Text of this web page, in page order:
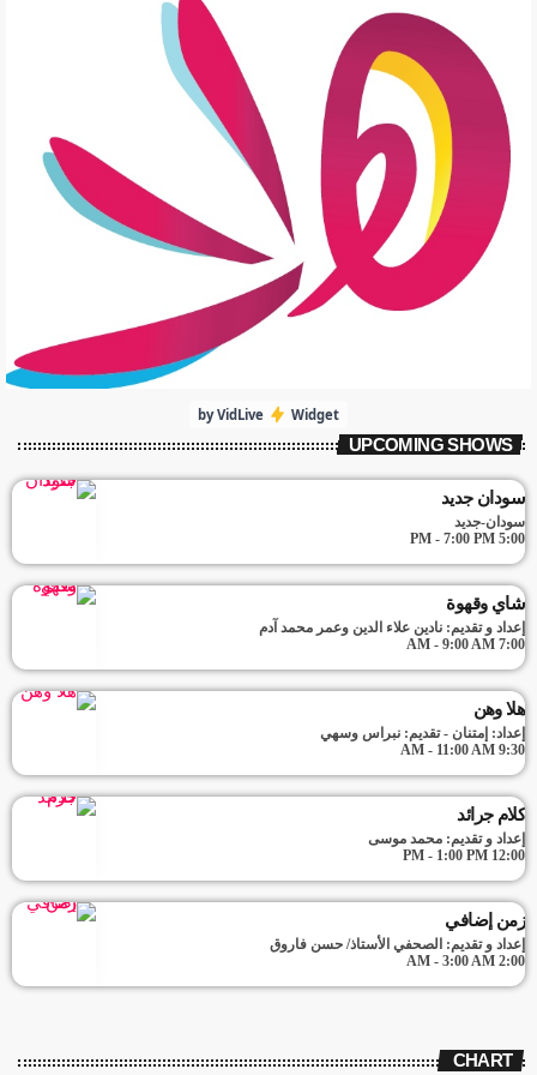
Widget
by VidLive
UPCOMING SHOWS
سودان جديد
سودان-جديد
5:00 PM - 7:00 PM
شاي وقهوة
إعداد و تقديم: نادين علاء الدين وعمر محمد آدم
7:00 AM - 9:00 AM
هلا وهن
إعداد: إمتنان - تقديم: نبراس وسهي
9:30 AM - 11:00 AM
كلام جرائد
إعداد و تقديم: محمد موسى
12:00 PM - 1:00 PM
زمن إضافي
إعداد و تقديم: الصحفي الأستاذ/ حسن فاروق
2:00 AM - 3:00 AM
CHART